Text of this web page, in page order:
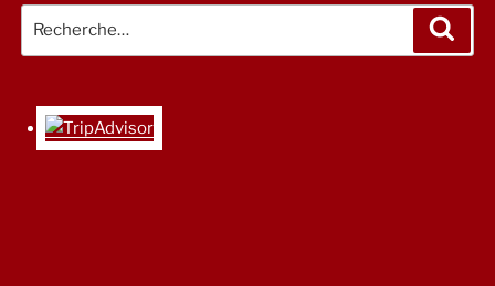
pour